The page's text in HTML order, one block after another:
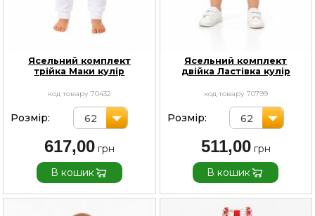
Ясельний комплект
трійка Маки кулір
код товару 70432
Розмір: 62
617,00
В кошик
Ясельний комплект
двійка Ластівка кулір
код товару 70799
Розмір: 62
511,00
В кошик